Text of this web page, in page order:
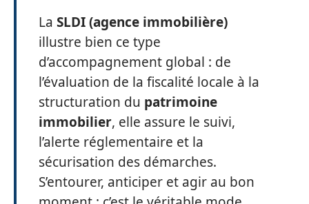
La SLDI (agence immobilière)
illustre bien ce type
d’accompagnement global : de
l’évaluation de la fiscalité locale à la
structuration du patrimoine
immobilier, elle assure le suivi,
l’alerte réglementaire et la
sécurisation des démarches.
S’entourer, anticiper et agir au bon